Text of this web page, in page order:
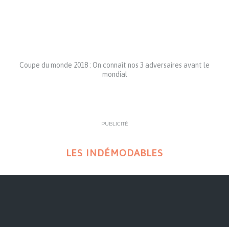
Coupe du monde 2018 : On connaît nos 3 adversaires avant le
mondial
PUBLICITÉ
LES INDÉMODABLES